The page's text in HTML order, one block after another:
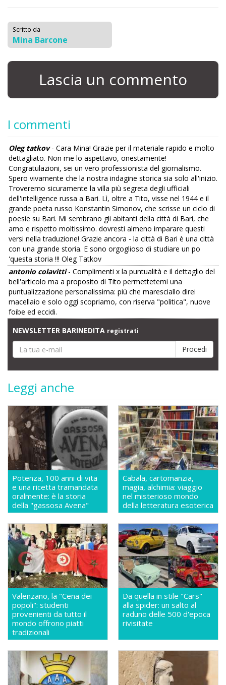
Scritto da
Mina Barcone
Lascia un commento
I commenti
Oleg tatkov- Cara Mina! Grazie per il materiale rapido e molto
dettagliato. Non me lo aspettavo, onestamente!
Congratulazioni, sei un vero professionista del giornalismo.
Spero vivamente che la nostra indagine storica sia solo all'inizio.
Troveremo sicuramente la villa più segreta degli ufficiali
dell'intelligence russa a Bari. Lì, oltre a Tito, visse nel 1944 e il
grande poeta russo Konstantin Simonov, che scrisse un ciclo di
poesie su Bari. Mi sembrano gli abitanti della città di Bari, che
amo e rispetto moltissimo. dovresti almeno imparare questi
versi nella traduzione! Grazie ancora - la città di Bari è una città
con una grande storia. E sono orgoglioso di studiare un po
'questa storia !!! Oleg Tatkov
antonio colavitti- Complimenti x la puntualità e il dettaglio del
bell'articolo ma a proposito di Tito permettetemi una
puntualizzazione personalissima: più che maresciallo direi
macellaio e solo oggi scopriamo, con riserva "politica", nuove
foibe ed eccidi.
NEWSLETTER BARINEDITA registrati
Leggi anche
Potenza, 100 anni di vita
e una ricetta tramandata
oralmente: è la storia
della "gassosa Avena"
Cabala, cartomanzia,
magia, alchimia: viaggio
nel misterioso mondo
della letteratura esoterica
Valenzano, la "Cena dei
popoli": studenti
provenienti da tutto il
mondo offrono piatti
tradizionali
Da quella in stile "Cars"
alla spider: un salto al
raduno delle 500 d'epoca
rivisitate